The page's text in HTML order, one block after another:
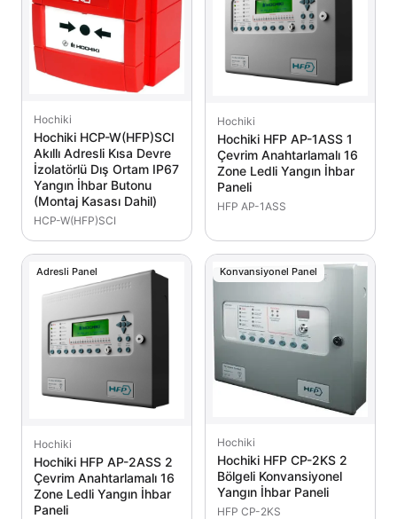
Hochiki
Hochiki HCP-W(HFP)SCI
Akıllı Adresli Kısa Devre
İzolatörlü Dış Ortam IP67
Yangın İhbar Butonu
(Montaj Kasası Dahil)
HCP-W(HFP)SCI
Hochiki
Hochiki HFP AP-1ASS 1
Çevrim Anahtarlamalı 16
Zone Ledli Yangın İhbar
Paneli
HFP AP-1ASS
Adresli Panel
Hochiki
Hochiki HFP AP-2ASS 2
Çevrim Anahtarlamalı 16
Zone Ledli Yangın İhbar
Paneli
Konvansiyonel Panel
Hochiki
Hochiki HFP CP-2KS 2
Bölgeli Konvansiyonel
Yangın İhbar Paneli
HFP CP-2KS